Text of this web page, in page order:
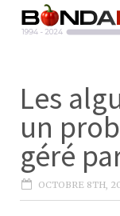
Les
un
géré
OCTOBRE 8TH,